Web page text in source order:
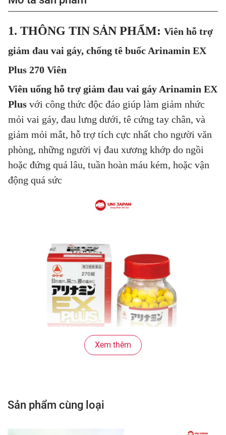
1. THÔNG TIN SẢN PHẨM: Viên hỗ trợ
giảm đau vai gáy, chống tê buốc Arinamin EX
Plus 270 Viên
Viên uống hỗ trợ giảm đau vai gáy Arinamin EX
Plus với công thức độc đáo giúp làm giảm nhức
mỏi vai gáy, đau lưng dưới, tê cứng tay chân, và
giảm mỏi mắt, hỗ trợ tích cực nhất cho người văn
phòng, những người vị đau xương khớp do ngồi
hoặc đứng quá lâu, tuần hoàn máu kém, hoặc vận
động quá sức
Xem thêm
Sản phẩm cùng loại